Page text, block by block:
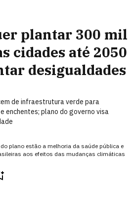
plantar 300 mil
cidades até 2050
desigualdades
de infraestrutura verde para
enchentes; plano do governo visa
plano estão a melhoria da saúde pública e
aos efeitos das mudanças climáticas